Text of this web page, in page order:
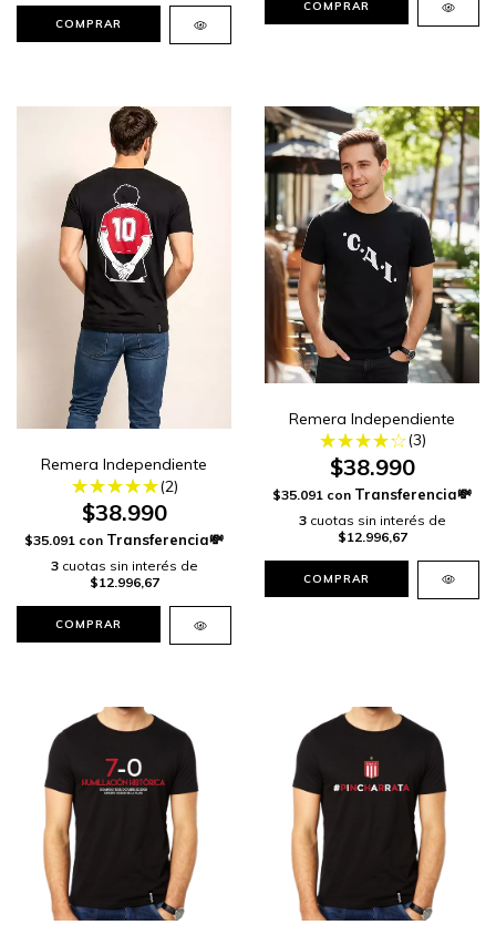
COMPRAR
COMPRAR
Remera Independiente
(2)
$38.990
$35.091 con
3 cuotas sin interés de
$12.996,67
COMPRAR
Remera Independiente
(3)
$38.990
$35.091 con
3 cuotas sin interés de
$12.996,67
COMPRAR